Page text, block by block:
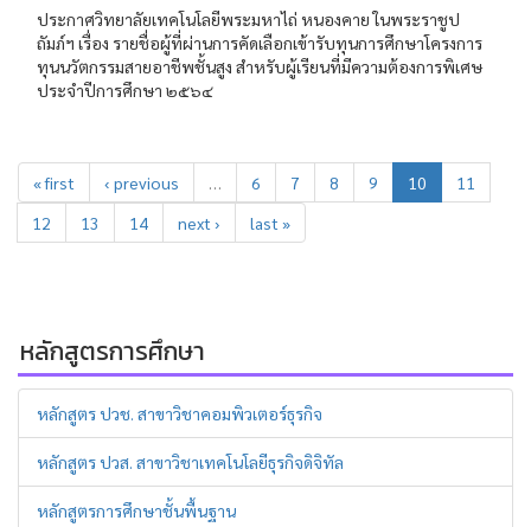
ประกาศวิทยาลัยเทคโนโลยีพระมหาไถ่ หนองคาย ในพระราชูป
ถัมภ์ฯ เรื่อง รายชื่อผู้ที่ผ่านการคัดเลือกเข้ารับทุนการศึกษาโครงการ
ทุนนวัตกรรมสายอาชีพชั้นสูง สำหรับผู้เรียนที่มีความต้องการพิเศษ
ประจำปีการศึกษา ๒๕๖๔
« first ‹ previous … 6 7 8 9 10
11
12
13 14 next › last »
หลักสูตรการศึกษา
หลักสูตร ปวช. สาขาวิชาคอมพิวเตอร์ธุรกิจ
หลักสูตร ปวส. สาขาวิชาเทคโนโลยีธุรกิจดิจิทัล
หลักสูตรการศึกษาชั้นพื้นฐาน